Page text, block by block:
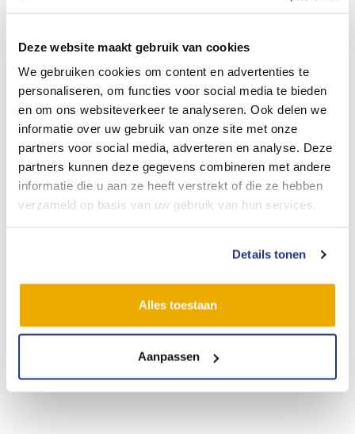
Deze website maakt gebruik van cookies
We gebruiken cookies om content en advertenties te
personaliseren, om functies voor social media te bieden
en om ons websiteverkeer te analyseren. Ook delen we
informatie over uw gebruik van onze site met onze
partners voor social media, adverteren en analyse. Deze
partners kunnen deze gegevens combineren met andere
informatie die u aan ze heeft verstrekt of die ze hebben
verzameld op basis van uw gebruik van hun services.
Details tonen
Alles toestaan
Aanpassen
Besseling Travel brengt passagiers bij uitval van een toestel of vlucht naar
luchthavens. KLM heeft de complete vervoerscoördinatie ondergebracht bij
het regiecentrum van Pouw Vervoer in Vianen. Besseling Travel gaat in
hiervoor opdracht rijden .
Johan Pouw, DGA van de Pouw Vervoer
content dat wij deze dienstverlening voor
de KLM en haar Sky Team Partners mogen
verzorgen. Na de overname van Besseling
Travel in 2018 hebben wij ons bedrijf nog
breder ontwikkeld. Wij hebben de
samengevoegd in een krachtig 24/7 regiecentrum, wat uniek is in
passengers’ ook ‘crew members’ en ‘incoming passengers’
vervoerde. “Onze beide familiebedrijven zijn in elkaar geïntegreerd
feestelijke KLM 100-jaar maakt mij zo trots als een pauw, knipoogt
directeur Johan Pouw.